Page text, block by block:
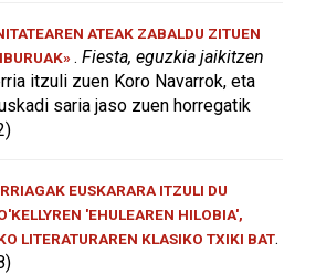
ATEAK ZABALDU ZITUEN
. Fiesta, eguzkia jaikitzen
itzuli zuen Koro Navarrok, eta
saria jaso zuen horregatik
EUSKARARA ITZULI DU
'EHULEAREN HILOBIA',
LITERATURAREN KLASIKO TXIKI BAT.